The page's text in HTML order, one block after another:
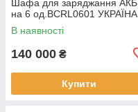
Шафа для заряджання АКБ
на 6 од.BCRL0601 УКРАЇНА
В наявності
140 000 ₴
Купити